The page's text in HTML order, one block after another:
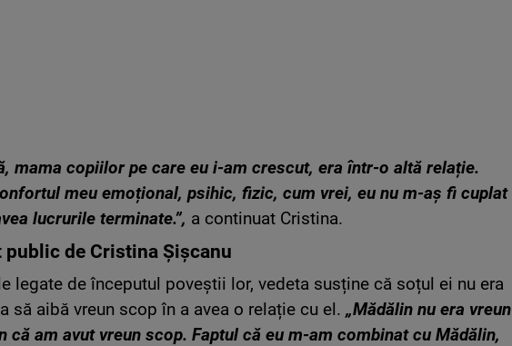
mama copiilor pe care eu i-am crescut, era într-o altă relație.
meu emoțional, psihic, fizic, cum vrei, eu nu m-aș fi cuplat
lucrurile terminate.”, a continuat Cristina.
de Cristina Șișcanu
legate de începutul poveștii lor, vedeta susține că soțul ei nu era
să aibă vreun scop în a avea o relație cu el. „Mădălin nu era vreun
că am avut vreun scop. Faptul că eu m-am combinat cu Mădălin,